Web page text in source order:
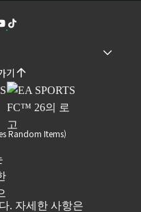
기
Random Items)
. 자세한 사항은